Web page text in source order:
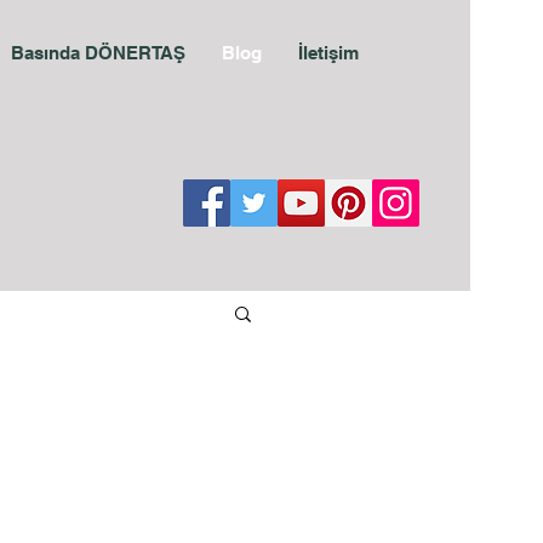
Basında DÖNERTAŞ Blog İletişim